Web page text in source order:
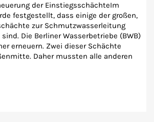
der EinstiegsschächteIm
festgestellt, dass einige der großen,
zur Schmutzwasserleitung
Die Berliner Wasserbetriebe (BWB)
erneuern. Zwei dieser Schächte
Daher mussten alle anderen